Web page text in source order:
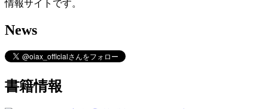
情報サイトです。
News
書籍情報